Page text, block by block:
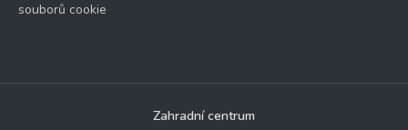
souborů cookie
Zahradní centrum